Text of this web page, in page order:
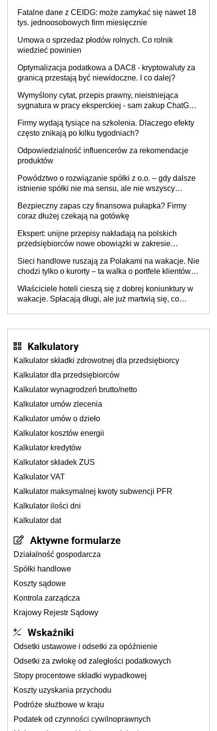
Fatalne dane z CEIDG: może zamykać się nawet 18
tys. jednoosobowych firm miesięcznie
Umowa o sprzedaż płodów rolnych. Co rolnik
wiedzieć powinien
Optymalizacja podatkowa a DAC8 - kryptowaluty za
granicą przestają być niewidoczne. I co dalej?
Wymyślony cytat, przepis prawny, nieistniejąca
sygnatura w pracy eksperckiej - sam zakup ChatGPT
Firmy wydają tysiące na szkolenia. Dlaczego efekty
często znikają po kilku tygodniach?
Odpowiedzialność influencerów za rekomendacje
produktów
Powództwo o rozwiązanie spółki z o.o. – gdy dalsze
istnienie spółki nie ma sensu, ale nie wszyscy
Bezpieczny zapas czy finansowa pułapka? Firmy
coraz dłużej czekają na gotówkę
Ekspert: unijne przepisy nakładają na polskich
przedsiębiorców nowe obowiązki w zakresie
Sieci handlowe ruszają za Polakami na wakacje. Nie
chodzi tylko o kurorty – ta walka o portfele klientów
cichu
Właściciele hoteli cieszą się z dobrej koniunktury w
wakacje. Spłacają długi, ale już martwią się, co
Kalkulatory
Kalkulator składki zdrowotnej dla przedsiębiorcy
Kalkulator dla przedsiębiorców
Kalkulator wynagrodzeń brutto/netto
Kalkulator umów zlecenia
Kalkulator umów o dzieło
Kalkulator kosztów energii
Kalkulator kredytów
Kalkulator składek ZUS
Kalkulator VAT
Kalkulator maksymalnej kwoty subwencji PFR
Kalkulator ilości dni
Kalkulator dat
Aktywne formularze
Działalność gospodarcza
Spółki handlowe
Koszty sądowe
Kontrola zarządcza
Krajowy Rejestr Sądowy
Wskaźniki
Odsetki ustawowe i odsetki za opóźnienie
Odsetki za zwłokę od zaległości podatkowych
Stopy procentowe składki wypadkowej
Koszty uzyskania przychodu
Podróże służbowe w kraju
Podatek od czynności cywilnoprawnych